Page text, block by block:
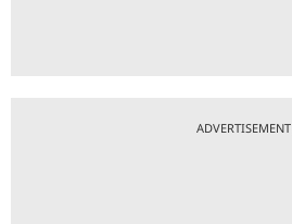
ADVERTISEMENT